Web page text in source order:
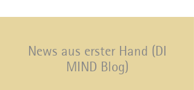
News aus erster Hand (DI
MIND Blog)